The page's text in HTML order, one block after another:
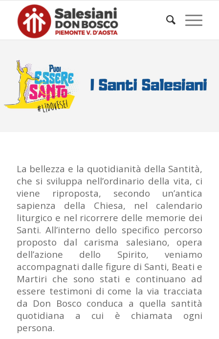
La bellezza e la quotidianità della Santità,
che si sviluppa nell’ordinario della vita, ci
viene riproposta, secondo un’antica
sapienza della Chiesa, nel calendario
liturgico e nel ricorrere delle memorie dei
Santi. All’interno dello specifico percorso
proposto dal carisma salesiano, opera
dell’azione dello Spirito, veniamo
accompagnati dalle figure di Santi, Beati e
Martiri che sono stati e continuano ad
essere testimoni di come la via tracciata
da Don Bosco conduca a quella santità
quotidiana a cui è chiamata ogni
persona.